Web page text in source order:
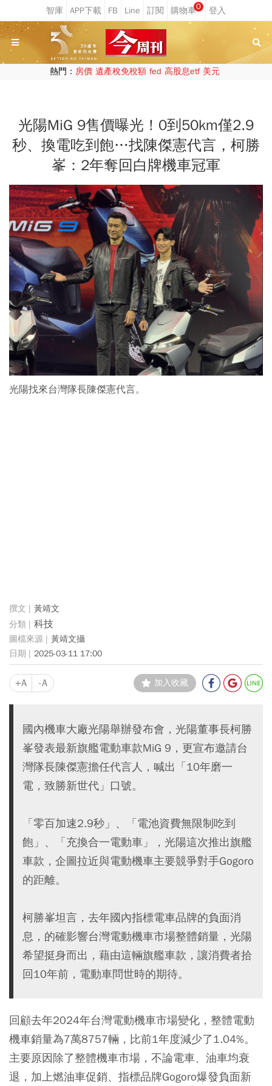
0
熱門： 房價 遺產稅免稅額 fed 高股息etf 美元
光陽MiG 9售價曝光！0到50km僅2.9
秒、換電吃到飽…找陳傑憲代言，柯勝
峯：2年奪回白牌機車冠軍
光陽找來台灣隊長陳傑憲代言。
黃靖文
科技
黃靖文攝
2025-03-11 17:00
+A -A 加入收藏
國內機車大廠光陽舉辦發布會，光陽董事長柯勝
峯發表最新旗艦電動車款MiG 9，更宣布邀請台
灣隊長陳傑憲擔任代言人，喊出「10年磨一
電，致勝新世代」口號。
「零百加速2.9秒」、「電池資費無限制吃到
飽」、「充換合一電動車」，光陽這次推出旗艦
車款，企圖拉近與電動機車主要競爭對手Gogoro
的距離。
柯勝峯坦言，去年國內指標電車品牌的負面消
息，的確影響台灣電動機車市場整體銷量，光陽
希望挺身而出，藉由這輛旗艦車款，讓消費者拾
回10年前，電動車問世時的期待。
回顧去年2024年台灣電動機車市場變化，整體電動
機車銷量為7萬8757輛，比前1年度減少了1.04%。
主要原因除了整體機車市場，不論電車、油車均衰
退，加上燃油車促銷、指標品牌Gogoro爆發負面新